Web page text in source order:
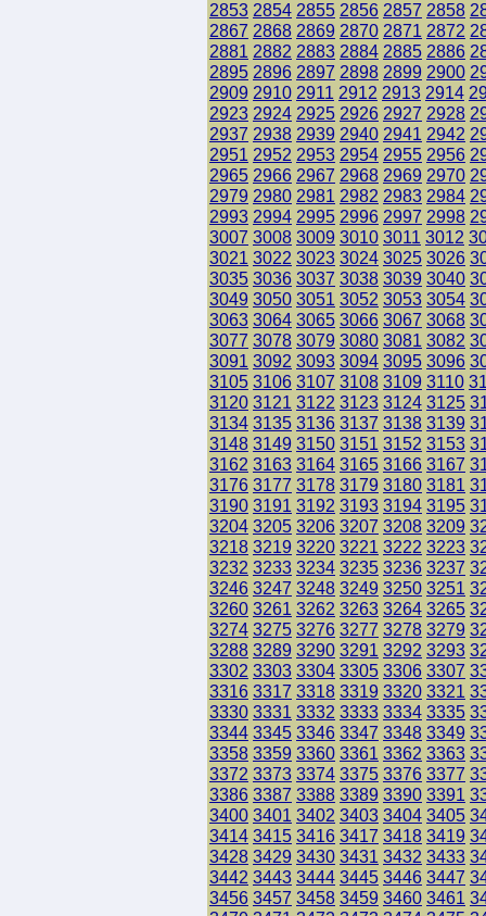
2853 2854 2855 2856 2857 2858
2867 2868 2869 2870 2871 2872
2881 2882 2883 2884 2885 2886
2895 2896 2897 2898 2899 2900
2909 2910 2911 2912 2913 2914
2923 2924 2925 2926 2927 2928
2937 2938 2939 2940 2941 2942
2951 2952 2953 2954 2955 2956
2965 2966 2967 2968 2969 2970
2979 2980 2981 2982 2983 2984
2993 2994 2995 2996 2997 2998
3007 3008 3009 3010 3011 3012
3021 3022 3023 3024 3025 3026
3035 3036 3037 3038 3039 3040
3049 3050 3051 3052 3053 3054
3063 3064 3065 3066 3067 3068
3077 3078 3079 3080 3081 3082
3091 3092 3093 3094 3095 3096
3105 3106 3107 3108 3109 3110
3120 3121 3122 3123 3124 3125
3134 3135 3136 3137 3138 3139
3148 3149 3150 3151 3152 3153
3162 3163 3164 3165 3166 3167
3176 3177 3178 3179 3180 3181
3190 3191 3192 3193 3194 3195
3204 3205 3206 3207 3208 3209
3218 3219 3220 3221 3222 3223
3232 3233 3234 3235 3236 3237
3246 3247 3248 3249 3250 3251
3260 3261 3262 3263 3264 3265
3274 3275 3276 3277 3278 3279
3288 3289 3290 3291 3292 3293
3302 3303 3304 3305 3306 3307
3316 3317 3318 3319 3320 3321
3330 3331 3332 3333 3334 3335
3344 3345 3346 3347 3348 3349
3358 3359 3360 3361 3362 3363
3372 3373 3374 3375 3376 3377
3386 3387 3388 3389 3390 3391
3400 3401 3402 3403 3404 3405
3414 3415 3416 3417 3418 3419
3428 3429 3430 3431 3432 3433
3442 3443 3444 3445 3446 3447
3456 3457 3458 3459 3460 3461